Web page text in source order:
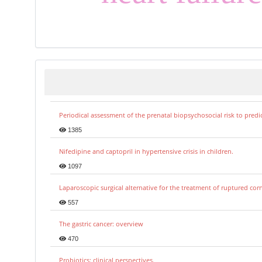
Periodical assessment of the prenatal biopsychosocial risk to
1385
Nifedipine and captopril in hypertensive crisis in children.
1097
Laparoscopic surgical alternative for the treatment of ruptured
557
The gastric cancer: overview
470
Probiotics: clinical perspectives.